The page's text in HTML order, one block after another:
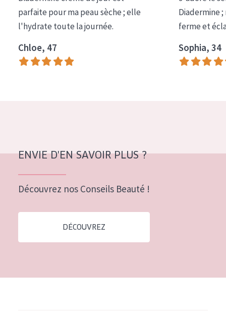
COLLECTION
Essentials
Lift+
Expert
Peau mixte ou grasse
Peau mature
Peau ménopausée
Âge : 55+
parfaite pour ma peau sèche ; elle
l'hydrate toute la journée.
Chloe, 47
Diadermine
ferme et
Sophia, 34
ENVIE D'EN SAVOIR PLUS ?
Découvrez nos Conseils Beauté !
DÉCOUVREZ